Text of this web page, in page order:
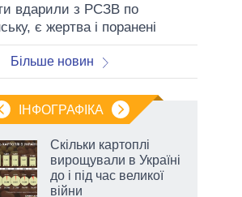
вдарили з РСЗВ по
є жертва і поранені
Більше новин
ІНФОГРАФІКА
Скільки картоплі
вирощували в Україні
до і під час великої
війни